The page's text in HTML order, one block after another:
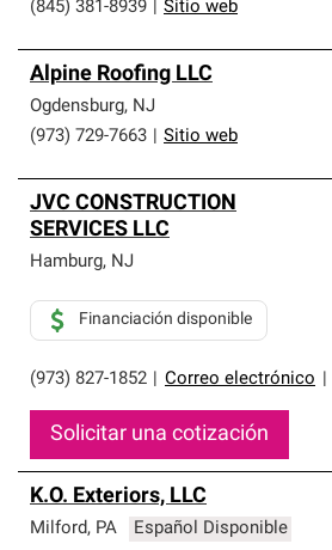
(845) 381-8939 Sitio web
Alpine Roofing LLC
Ogdensburg, NJ
(973) 729-7663
Sitio web
JVC CONSTRUCTION
SERVICES LLC
Hamburg, NJ
(973) 827-1852 Correo electrónico
Financiación disponible
Solicitar una cotización
K.O. Exteriors, LLC
Milford, PA Español Disponible